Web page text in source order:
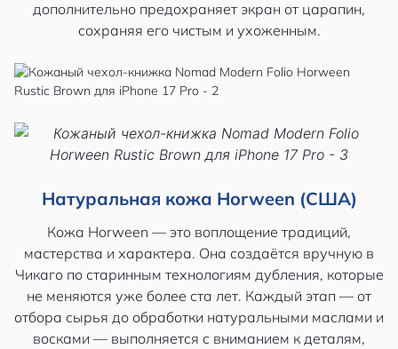
дополнительно предохраняет экран от царапин,
сохраняя его чистым и ухоженным.
Натуральная кожа Horween (США)
Кожа Horween — это воплощение традиций,
мастерства и характера. Она создаётся вручную в
Чикаго по старинным технологиям дубления, которые
не меняются уже более ста лет. Каждый этап — от
отбора сырья до обработки натуральными маслами и
восками — выполняется с вниманием к деталям,